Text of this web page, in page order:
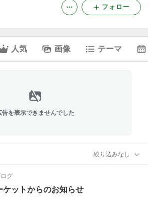
フォロー
人気 画像 テーマ
告を表示できませんでした
絞り込みなし
グ
ケットからのお知らせ